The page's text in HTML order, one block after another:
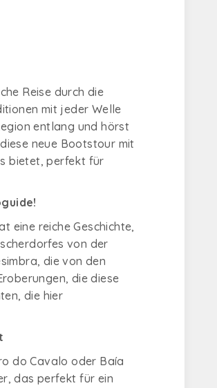
Reise durch die
mit jeder Welle
entlang und hörst
neue Bootstour mit
bietet, perfekt für
eine reiche Geschichte,
von der
die von den
die diese
die hier
do Cavalo oder Baía
das perfekt für ein